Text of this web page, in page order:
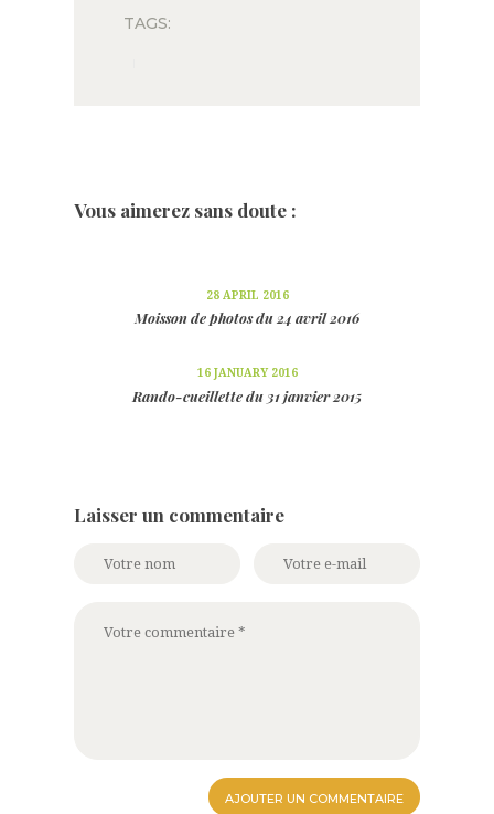
TAGS:
Vous aimerez sans doute :
28 APRIL 2016
Moisson de photos du 24 avril 2016
16 JANUARY 2016
Rando-cueillette du 31 janvier 2015
Laisser un commentaire